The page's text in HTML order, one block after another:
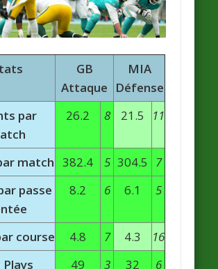
GB
Attaque
MIA
Défense
par
26.2 8 21.5 11
match 382.4 5 304.5
7
passe
8.2 6 6.1 5
course 4.8 7 4.3
16
Plays
49 3 32
6